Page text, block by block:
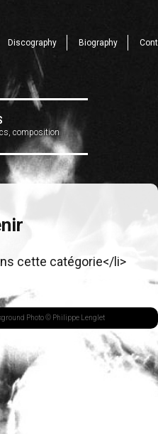
Discography Biography Cont
composition
cette catégorie</li>
Photo © Philippe Lenglet